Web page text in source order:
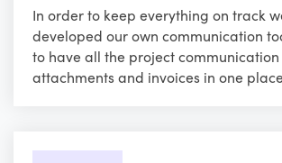
In order to keep everything on track
developed our own communication
to have all the project
attachments and invoices in one